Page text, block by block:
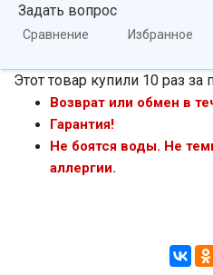
Задать вопрос
Сравнение Избранное
Этот товар купили 10 раз
Возврат или обмен в
Гарантия!
Не боятся воды. Не
аллергии.